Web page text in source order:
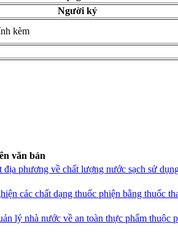
Người ký
kèm
văn bản
phương về chất lượng nước sạch sử
các chất dạng thuốc phiện bằng thuốc
lý nhà nước về an toàn thực phẩm thuộc